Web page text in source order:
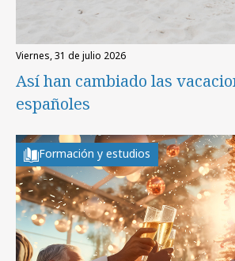
viernes, 31 de julio 2026
Así han cambiado las
españoles
Formación y estudios